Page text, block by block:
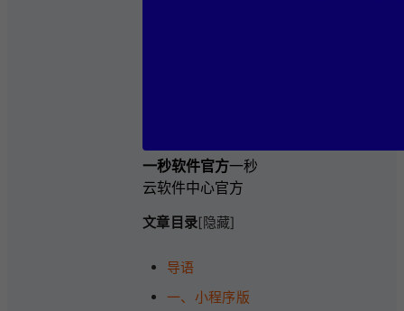
一秒软件官方一秒
云软件中心官方
文章目录[隐藏]
导语
一、小程序版